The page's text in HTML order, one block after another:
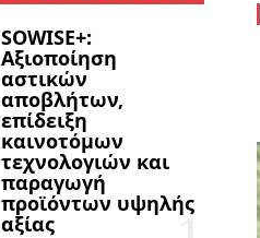
SOWISE+:
Αξιοποίηση
αστικών
αποβλήτων,
επίδειξη
καινοτόμων
τεχνολογιών και
παραγωγή
προϊόντων υψηλής
αξίας